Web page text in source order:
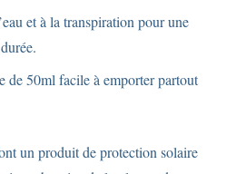
et à la transpiration pour une
de 50ml facile à emporter partout
un produit de protection solaire